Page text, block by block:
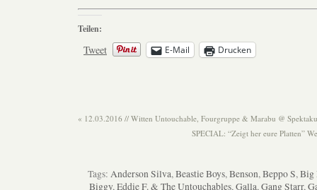
Teilen:
Tweet E-Mail Drucken
« 12.03.2016 // Witten Untouchable, Fourgruppe & Marabu @
SPECIAL: “Zeigt her eure Platten”
Tags: Anderson Silva,Beastie Boys,Benson,Beppo S,Big
Biggy,Eddie F. & The Untouchables,Galla,Gang Starr,